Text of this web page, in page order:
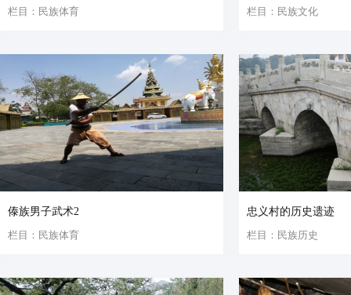
栏目：民族体育
栏目：民族文化
傣族男子武术2
栏目：民族体育
忠义村的历史遗迹
栏目：民族历史